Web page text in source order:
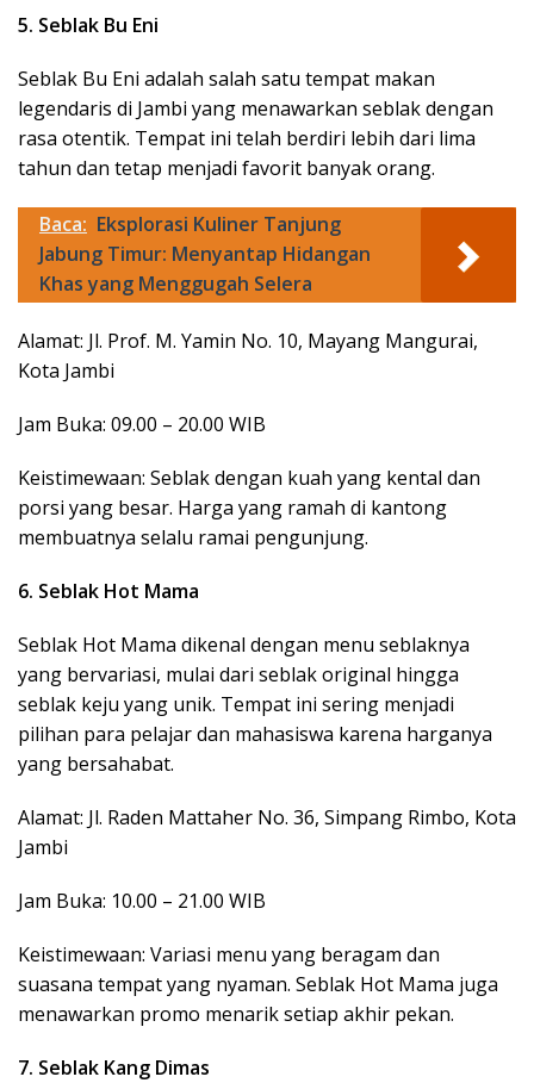
5. Seblak Bu Eni
Seblak Bu Eni adalah salah satu tempat makan
legendaris di Jambi yang menawarkan seblak dengan
rasa otentik. Tempat ini telah berdiri lebih dari lima
tahun dan tetap menjadi favorit banyak orang.
Baca: Eksplorasi Kuliner Tanjung
Jabung Timur: Menyantap Hidangan
Khas yang Menggugah Selera
Alamat: Jl. Prof. M. Yamin No. 10, Mayang Mangurai,
Kota Jambi
Jam Buka: 09.00 – 20.00 WIB
Keistimewaan: Seblak dengan kuah yang kental dan
porsi yang besar. Harga yang ramah di kantong
membuatnya selalu ramai pengunjung.
6. Seblak Hot Mama
Seblak Hot Mama dikenal dengan menu seblaknya
yang bervariasi, mulai dari seblak original hingga
seblak keju yang unik. Tempat ini sering menjadi
pilihan para pelajar dan mahasiswa karena harganya
yang bersahabat.
Alamat: Jl. Raden Mattaher No. 36, Simpang Rimbo, Kota
Jambi
Jam Buka: 10.00 – 21.00 WIB
Keistimewaan: Variasi menu yang beragam dan
suasana tempat yang nyaman. Seblak Hot Mama juga
menawarkan promo menarik setiap akhir pekan.
7. Seblak Kang Dimas